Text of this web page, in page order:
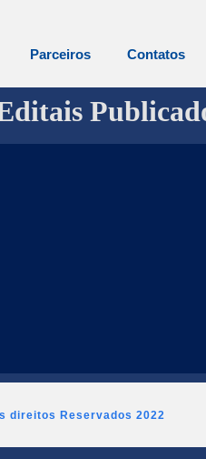
Parceiros Contatos
direitos Reservados 2022